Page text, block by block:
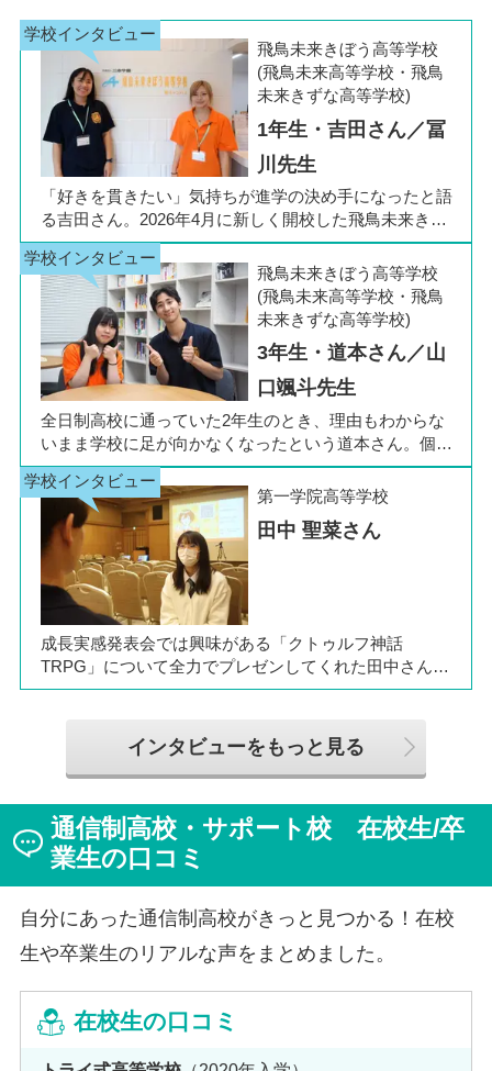
飛鳥未来きぼう高等学校
(飛鳥未来高等学校・飛鳥
未来きずな高等学校)
1年生・吉田さん／冨
川先生
「好きを貫きたい」気持ちが進学の決め手になったと語
る吉田さん。2026年4月に新しく開校した飛鳥未来きぼ
う高等学校 柏キャンパスの1年生です。彼女は中学3年
生の公立入試直前に「自分らしく過ごしながら夢に近づ
ける環境を選びたい」と思い、進路変更を決意しまし
た。今回は吉田さん、同キャンパスの冨川先生に、通信
制高校の学校生活の様子や雰囲気、行事について語って
いただきました。お互いの話からは、日々の何気ない会
話や行事を通じて育まれた、先生と生徒の温かな信頼関
係もうかがえました。
飛鳥未来きぼう高等学校
(飛鳥未来高等学校・飛鳥
未来きずな高等学校)
3年生・道本さん／山
口颯斗先生
全日制高校に通っていた2年生のとき、理由もわからな
いまま学校に足が向かなくなったという道本さん。個別
相談会で感じた先生の「温かさ」を決め手に、飛鳥未来
きぼう高等学校の町田キャンパスへの転入を選びまし
た。現在は同校に3年生として在籍しながら、オープン
キャンパスでは未来の後輩たちのサポート役「キャス
ト」として活躍しています。同校の山口颯斗先生ととも
に、通信制ならではの人との関わりや、自分らしく過ご
せる学校生活について語ってくれました。
第一学院高等学校
田中 聖菜さん
成長実感発表会では興味がある「クトゥルフ神話
TRPG」について全力でプレゼンしてくれた田中さん
は、全日制高校での生活の中で体調を崩し、12月に第一
トやスクーリングをこなしながら、自分らしく過ごせる
ようになった2か月を振り返ってお話いただきました。
「通信制高校は家で一人で勉強するもの」というイメー
ジを持っていた田中さんですが、キャンパスでフェロー
（先生）や仲間に囲まれる中で、その不安は希望へと変
わったと言います。
インタビューをもっと見る
通信制高校・サポート校 在校生/卒
業生の口コミ
自分にあった通信制高校がきっと見つかる！在校
生や卒業生のリアルな声をまとめました。
在校生の口コミ